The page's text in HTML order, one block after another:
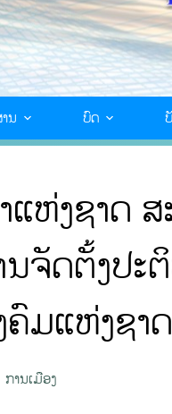
ນ ບົດ
ແຫ່ງຊາດ
ຈັດຕັ້ງປະ
ມແຫ່ງຊາ
ການເມືອງ